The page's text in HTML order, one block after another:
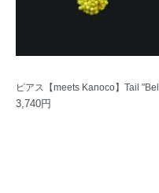
ピアス【meets Kanoco】Tail
3,740円